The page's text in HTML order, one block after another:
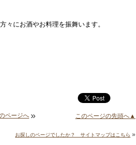
々にお酒やお料理を振舞います。
ページへ » このページの先頭へ▲
お探しのページでしたか？ サイトマップはこちら »